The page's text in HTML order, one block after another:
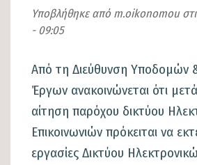
Υποβλήθηκε από m.oikonomou
- 09:05
Από τη Διεύθυνση Υποδομών
Έργων ανακοινώνεται ότι
αίτηση παρόχου δικτύου
Επικοινωνιών πρόκειται να
εργασίες Δικτύου